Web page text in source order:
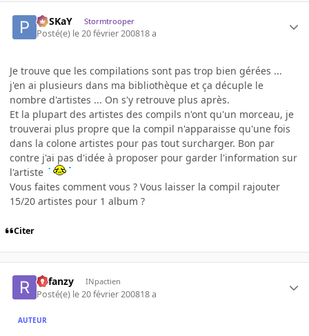
PoSKaY Stormtrooper
Posté(e) le 20 février 200818 a
Je trouve que les compilations sont pas trop bien gérées ...
j'en ai plusieurs dans ma bibliothèque et ça décuple le
nombre d'artistes ... On s'y retrouve plus après.
Et la plupart des artistes des compils n'ont qu'un morceau, je
trouverai plus propre que la compil n'apparaisse qu'une fois
dans la colone artistes pour pas tout surcharger. Bon par
contre j'ai pas d'idée à proposer pour garder l'information sur
l'artiste
Vous faites comment vous ? Vous laisser la compil rajouter
15/20 artistes pour 1 album ?
Citer
Refanzy INpactien
Posté(e) le 20 février 200818 a
AUTEUR